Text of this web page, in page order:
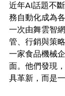
近年AI話題不
務自動化成為
一次由舞雲智
管、行銷與策
一家食品機械
面。他們發現
具革新，而是